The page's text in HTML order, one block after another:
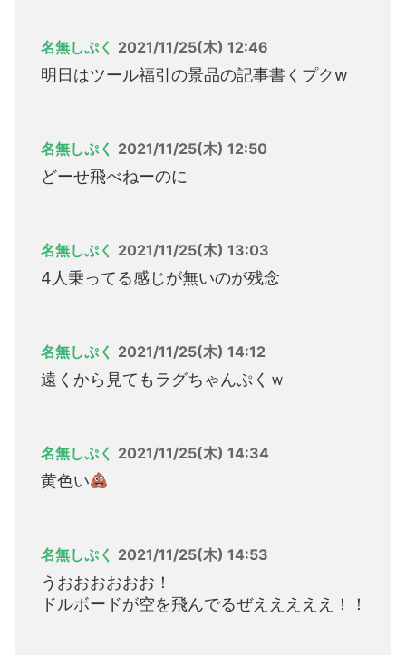
名無しぷく 2021/11/25(木) 12:46
明日はツール福引の景品の記事書くプクw
名無しぷく 2021/11/25(木) 12:50
どーせ飛べねーのに
名無しぷく 2021/11/25(木) 13:03
4人乗ってる感じが無いのが残念
名無しぷく 2021/11/25(木) 14:12
遠くから見てもラグちゃんぷくｗ
名無しぷく 2021/11/25(木) 14:34
黄色い
名無しぷく 2021/11/25(木) 14:53
うおおおおおお！
ドルボードが空を飛んでるぜえええええ！！